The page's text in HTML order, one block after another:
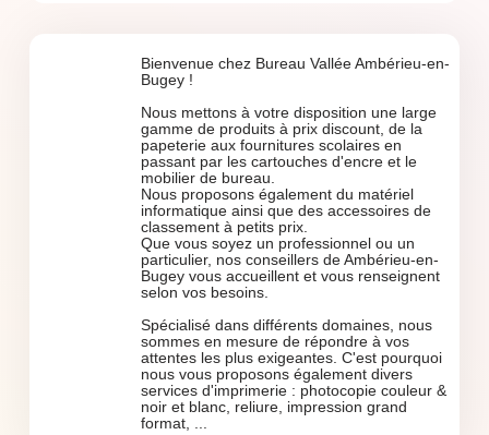
Bienvenue chez Bureau Vallée Ambérieu-en-
Bugey !
Nous mettons à votre disposition une large
gamme de produits à prix discount, de la
papeterie aux fournitures scolaires en
passant par les cartouches d'encre et le
mobilier de bureau.
Nous proposons également du matériel
informatique ainsi que des accessoires de
classement à petits prix.
Que vous soyez un professionnel ou un
particulier, nos conseillers de Ambérieu-en-
Bugey vous accueillent et vous renseignent
selon vos besoins.
Spécialisé dans différents domaines, nous
sommes en mesure de répondre à vos
attentes les plus exigeantes. C'est pourquoi
nous vous proposons également divers
services d'imprimerie : photocopie couleur &
noir et blanc, reliure, impression grand
format, ...